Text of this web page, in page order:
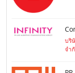
บริ
จำ